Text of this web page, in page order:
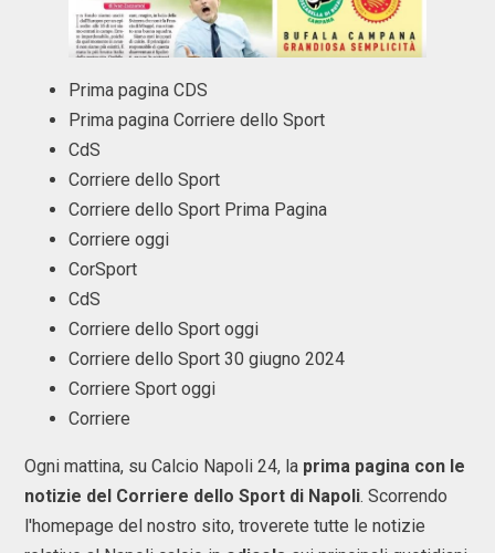
Prima pagina CDS
Prima pagina Corriere dello Sport
CdS
Corriere dello Sport
Corriere dello Sport Prima Pagina
Corriere oggi
CorSport
CdS
Corriere dello Sport oggi
Corriere dello Sport 30 giugno 2024
Corriere Sport oggi
Corriere
Ogni mattina, su Calcio Napoli 24, la prima pagina con le
notizie del Corriere dello Sport di Napoli. Scorrendo
l'homepage del nostro sito, troverete tutte le notizie